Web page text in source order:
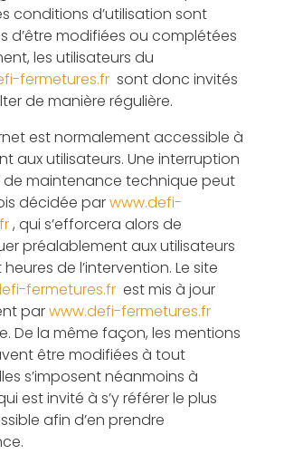
conditions d’utilisation sont
d’être modifiées ou complétées
les utilisateurs du
fermetures.frsont donc invités
de manière régulière.
est normalement accessible à
aux utilisateurs. Une interruption
de maintenance technique peut
décidée parwww.defi-
, qui s’efforcera alors de
préalablement aux utilisateurs
de l’intervention. Le site
fermetures.frest mis à jour
parwww.defi-fermetures.fr
De la même façon, les mentions
être modifiées à tout
s’imposent néanmoins à
est invité à s’y référer le plus
afin d’en prendre